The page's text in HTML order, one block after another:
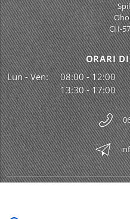
CH-
ORARI
Lun - Ven:
08:00 - 12:00
13:30 - 17:00